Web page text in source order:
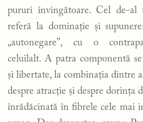
pururi învingătoare. Cel de-al
referă la dominație și
„autonegare”, cu o
celuilalt. A patra componentă
și libertate, la combinația dintre
despre atracție și despre dorința
înrădăcinată în fibrele cele mai